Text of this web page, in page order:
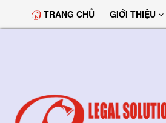
TRANG CHỦ GIỚI THIỆU